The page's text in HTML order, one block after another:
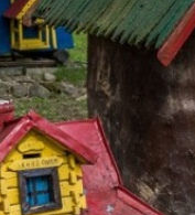
REJESTRACJA
Załóż konto, aby
klientów:
Historia zamówień
Przegląd danych